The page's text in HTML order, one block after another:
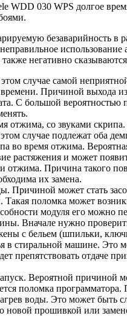
WDD 030 WPS долгое
безаварийность в
использование
также негативно
этом случае самой
Причиной выхода из
С большой вероятностью
отжима, со звуками
случае подлежат оба
во время отжима.
растяжения и может
Причина такого
их замена.
может стать
Такая поломка может
модуля его можно
Вначале нужно
с бельем (шпильки,
в стиральной машине. Это
препятствовать отдаче
Вероятной причиной
поломка
воды. Это может быть
новой прошивкой или